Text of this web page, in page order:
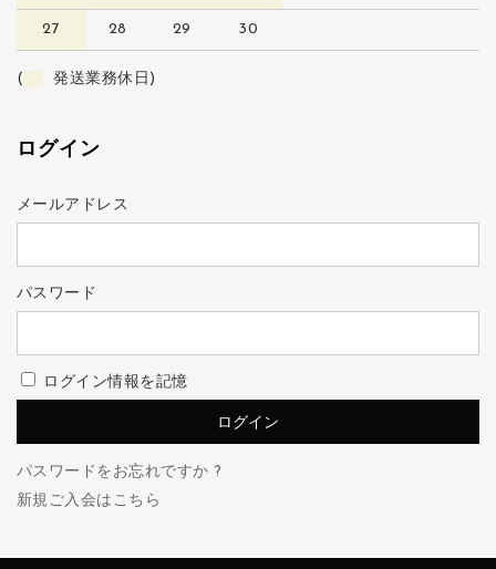
27 28 29 30
( 発送業務休日)
ログイン
メールアドレス
パスワード
ログイン情報を記憶
パスワードをお忘れですか ?
新規ご入会はこちら